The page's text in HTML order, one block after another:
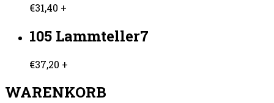
€31,40 +
105 Lammteller7
€37,20 +
WARENKORB